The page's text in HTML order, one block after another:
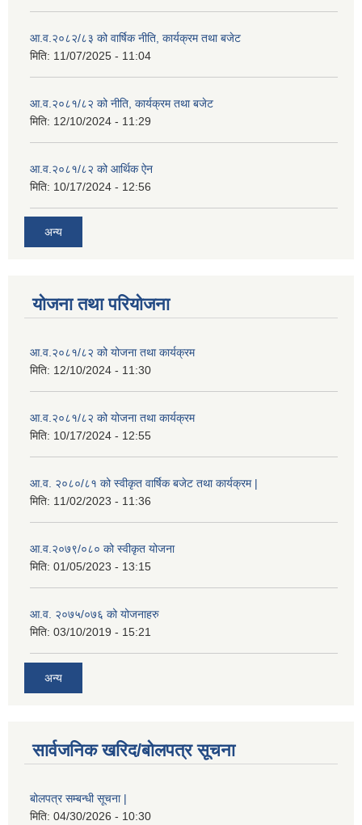
आ.व.२०८२/८३ को वार्षिक नीति, कार्यक्रम तथा बजेट
मिति: 11/07/2025 - 11:04
आ.व.२०८१/८२ को नीति, कार्यक्रम तथा बजेट
मिति: 12/10/2024 - 11:29
आ.व.२०८१/८२ को आर्थिक ऐन
मिति: 10/17/2024 - 12:56
अन्य
योजना तथा परियोजना
आ.व.२०८१/८२ को योजना तथा कार्यक्रम
मिति: 12/10/2024 - 11:30
आ.व.२०८१/८२ को योजना तथा कार्यक्रम
मिति: 10/17/2024 - 12:55
आ.व. २०८०/८१ को स्वीकृत वार्षिक बजेट तथा कार्यक्रम |
मिति: 11/02/2023 - 11:36
आ.व.२०७९/०८० को स्वीकृत योजना
मिति: 01/05/2023 - 13:15
आ.व. २०७५/०७६ को योजनाहरु
मिति: 03/10/2019 - 15:21
अन्य
सार्वजनिक खरिद/बोलपत्र सूचना
बोलपत्र सम्बन्धी सूचना |
मिति: 04/30/2026 - 10:30